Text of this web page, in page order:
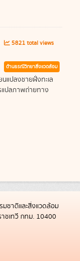
5821 total views
ด้านธรณีวิทยาสิ่งแวดล้อม
แปลงชายฝั่งทะเล
แปลภาพถ่ายทาง
ชาติและสิ่งแวดล้อม
ชเทวี กทม. 10400